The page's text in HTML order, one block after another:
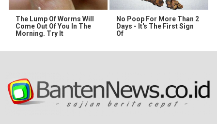
The Lump Of Worms Will
Come Out Of You In The
Morning. Try It
No Poop For More Than 2
Days - It's The First Sign
Of